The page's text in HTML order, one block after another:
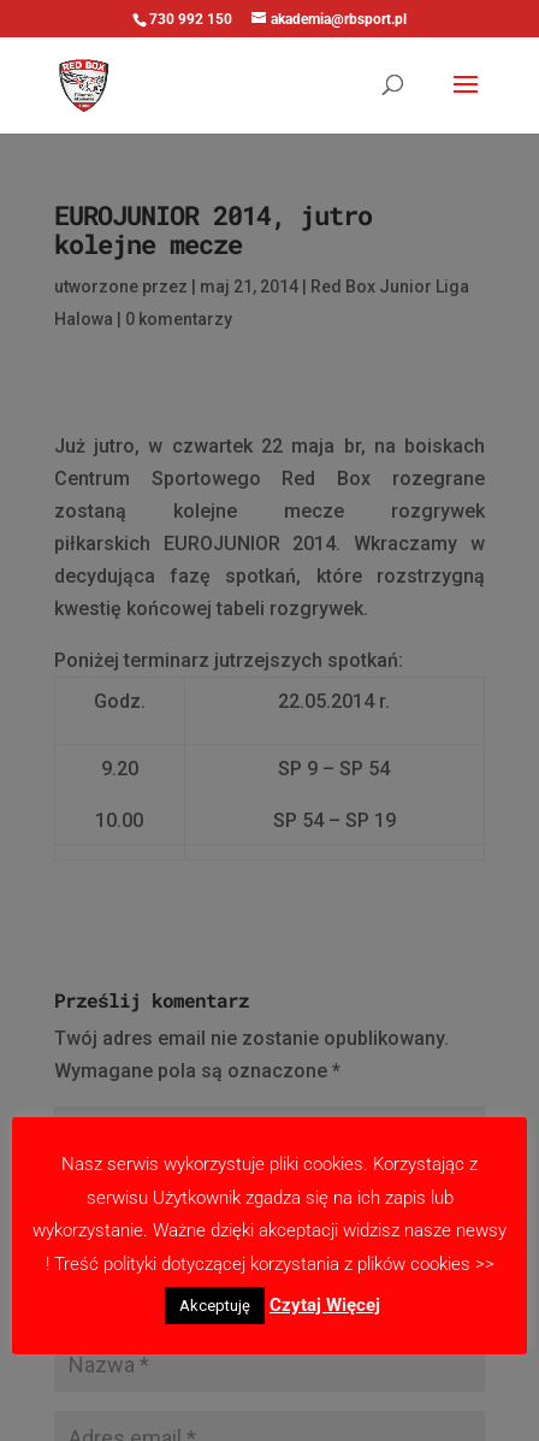
730 992 150 akademia@rbsport.pl
EUROJUNIOR 2014, jutro
kolejne mecze
utworzone przez maj 21, 2014|
Red Box Junior Liga
Halowa
0 komentarzy
Już jutro, w czwartek 22 maja br, na boiskach
Centrum Sportowego Red Box rozegrane
zostaną kolejne mecze rozgrywek
piłkarskich EUROJUNIOR 2014. Wkraczamy w
decydująca fazę spotkań, które rozstrzygną
kwestię końcowej tabeli rozgrywek.
Poniżej terminarz jutrzejszych spotkań:
Godz.
22.05.2014 r.
9.20
10.00
SP 9 – SP 54
SP 54 – SP 19
Prześlij komentarz
Twój adres email nie zostanie opublikowany.
Wymagane pola są oznaczone *
Nasz serwis wykorzystuje pliki cookies. Korzystając z
serwisu Użytkownik zgadza się na ich zapis lub
wykorzystanie. Ważne dzięki akceptacji widzisz nasze newsy
! Treść polityki dotyczącej korzystania z plików cookies >>
Akceptuję Czytaj Więcej